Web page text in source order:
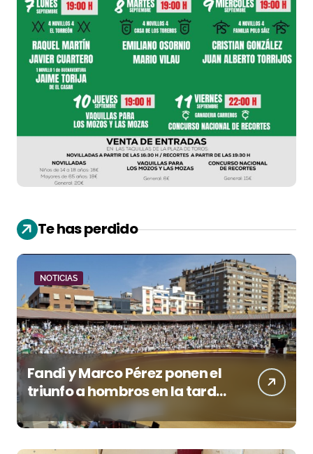
Te has perdido
NOTICIAS
Fandi y Marco Pérez ponen el
triunfo a hombros en la tarde
de San Lorenzo